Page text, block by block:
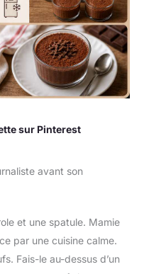
sur Pinterest
avant son
et une spatule. Mamie
par une cuisine calme.
Fais-le au-dessus d’un